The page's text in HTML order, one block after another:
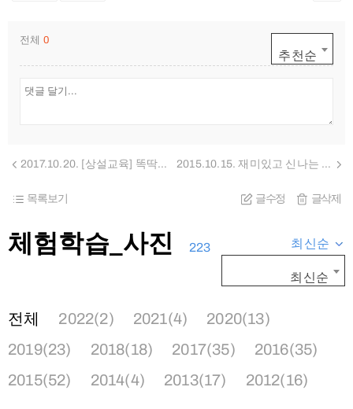
전체 0
추천순
2017.10.20. [상설교육] 똑딱똑딱! 내가 꾸민 닥종이로 액자시계 만들기 2015.10.15. 재미있고 신나는 염색놀이, 내가 만든 알록달록 티셔츠 10월 15일 하나유치원 구름반
목록보기 글수정 글삭제
체험학습_사진 223 최신순
최신순
전체 2022(2) 2021(4)
2020(13)
2019(23)
2018(18) 2017(35)
2016(35)
2015(52)
2014(4) 2013(17) 2012(16)